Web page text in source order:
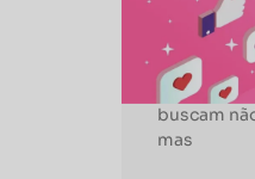
No
influência
buscam
mas